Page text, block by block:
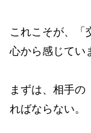
これこそが、「
心から感じてい
まずは、相手の
ればならない。